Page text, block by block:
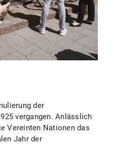
der
vergangen. Anlässlich
Vereinten Nationen das
Jahr der